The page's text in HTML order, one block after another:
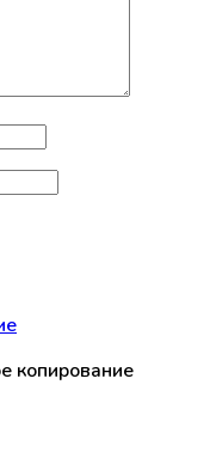
копирование